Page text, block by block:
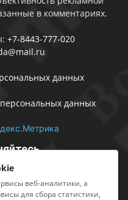
в комментариях.
+7-8443-777-020
данных
данных
веб-аналитики, а
для сбора статистики,